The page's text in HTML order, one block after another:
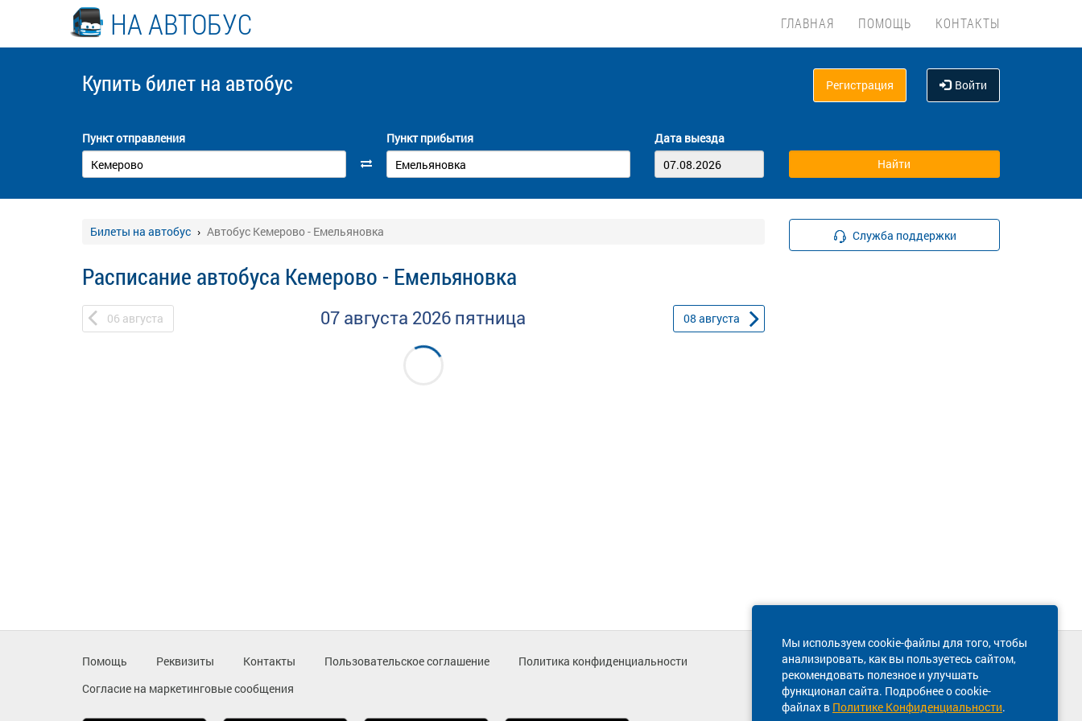
НА АВТОБУС ГЛАВНАЯ ПОМОЩЬ КОНТАКТЫ
Купить билет на автобус Регистрация Войти
Пункт отправления Пункт прибытия Дата выезда
Билеты на автобус Автобус Кемерово - Емельяновка
Расписание автобуса Кемерово - Емельяновка
06 августа 07 августа 2026 пятница 08 августа
Служба поддержки
Мы используем cookie-файлы для того, чтобы
анализировать, как вы пользуетесь сайтом,
рекомендовать полезное и улучшать
функционал сайта. Подробнее о cookie-
файлах в Политике Конфиденциальности.
Помощь Реквизиты Контакты Пользовательское соглашение
Политика конфиденциальности
Согласие на маркетинговые сообщения
Техническая поддержка сайта
8 800 600-03-38